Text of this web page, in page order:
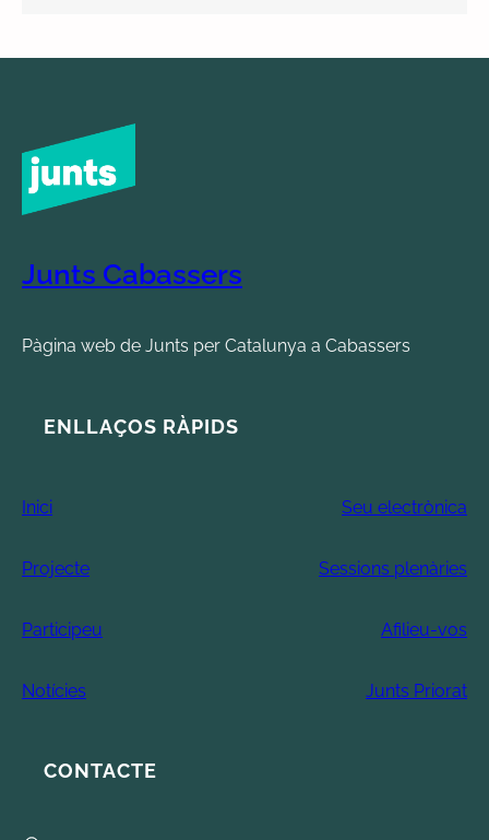
Junts Cabassers
Pàgina web de Junts per Catalunya a Cabassers
ENLLAÇOS RÀPIDS
Inici Seu electrònica
Projecte Sessions plenàries
Participeu Afilieu-vos
Notícies Junts Priorat
CONTACTE